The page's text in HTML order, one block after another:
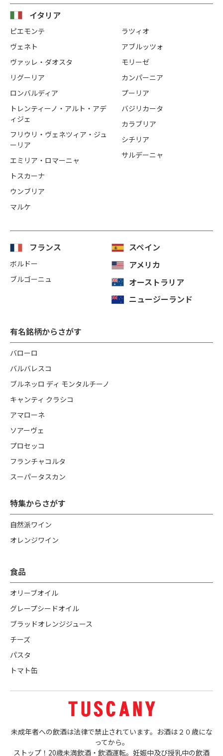
イタリア
ピエモンテ
ヴェネト
ヴァッレ・ダオスタ
リグーリア
ロンバルディア
トレンティーノ・アルト・アデ
ィジェ
フリウリ・ヴェネツィア・ジュ
ーリア
エミリア・ロマーニャ
トスカーナ
ウンブリア
マルケ
ラツィオ
アブルッツォ
モリーゼ
カンパーニア
プーリア
バジリカータ
カラブリア
シチリア
サルデーニャ
フランス
ボルドー
ブルゴーニュ
スペイン
アメリカ
オーストラリア
ニュージーランド
有名銘柄からさがす
バローロ
バルバレスコ
ブルネッロ ディ モンタルチーノ
キャンティ クラシコ
アマローネ
ソアーヴェ
プロセッコ
フランチャコルタ
スーパータスカン
特集からさがす
自然派ワイン
オレンジワイン
食品
オリーブオイル
グレープシードオイル
ブラッドオレンジジュース
チーズ
パスタ
トマト缶
未成年者への飲酒は法律で禁止されています。お酒は２０歳にな
ってから。
ストップ！20歳未満飲酒・飲酒運転。妊娠中及び授乳中の飲酒